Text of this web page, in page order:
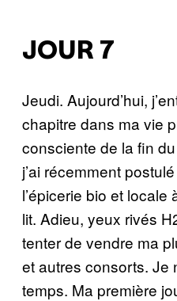
JOUR 7
Jeudi. Aujourd’hui,
chapitre dans ma vie
consciente de la fin
j’ai récemment
l’épicerie bio et
lit. Adieu, yeux rivés
tenter de vendre ma
et autres consorts. Je
temps. Ma première